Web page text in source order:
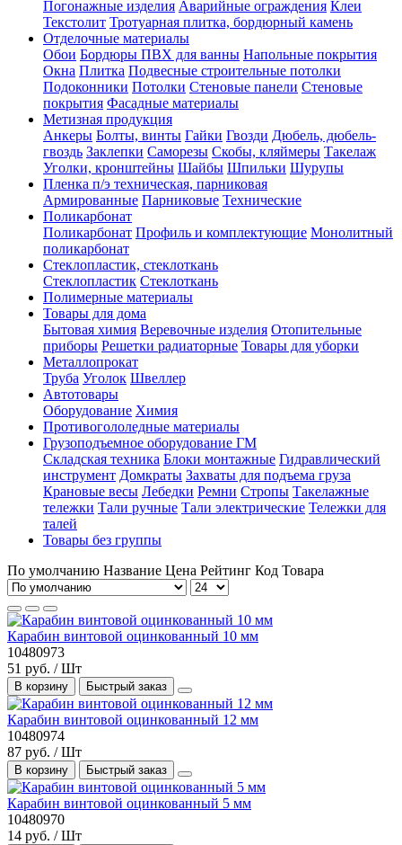
Погонажные изделия Аварийные ограждения Клеи
Текстолит Тротуарная плитка, бордюрный камень
Отделочные материалы
Обои Бордюры ПВХ для ванны Напольные покрытия
Окна Плитка Подвесные строительные потолки
Подоконники Потолки Стеновые панели Стеновые
покрытия Фасадные материалы
Метизная продукция
Анкеры Болты, винты Гайки Гвозди Дюбель, дюбель-
гвоздь Заклепки Саморезы Скобы, кляймеры Такелаж
Уголки, кронштейны Шайбы Шпильки Шурупы
Пленка п/э техническая, парниковая
Армированные Парниковые Технические
Поликарбонат
Поликарбонат Профиль и комплектующие Монолитный
поликарбонат
Стеклопластик, стеклоткань
Стеклопластик Стеклоткань
Полимерные материалы
Товары для дома
Бытовая химия Веревочные изделия Отопительные
приборы Решетки радиаторные Товары для уборки
Металлопрокат
Труба Уголок Швеллер
Автотовары
Оборудование Химия
Противогололедные материалы
Грузоподъемное оборудование ГМ
Складская техника Блоки монтажные Гидравлический
инструмент Домкраты Захваты для подъема груза
Крановые весы Лебедки Ремни Стропы Такелажные
тележки Тали ручные Тали электрические Тележки для
талей
Товары без группы
По умолчанию Название Цена Рейтинг Код Товара
Карабин винтовой оцинкованный 10 мм
10480973
51 руб. / Шт
В корзину Быстрый заказ
Карабин винтовой оцинкованный 12 мм
10480974
87 руб. / Шт
В корзину Быстрый заказ
Карабин винтовой оцинкованный 5 мм
10480970
14 руб. / Шт